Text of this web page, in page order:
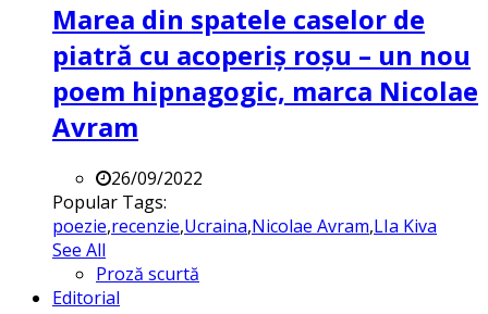
Marea din spatele caselor de
piatră cu acoperiș roșu – un nou
poem hipnagogic, marca Nicolae
Avram
26/09/2022
Popular Tags:
poezie,recenzie,Ucraina,Nicolae Avram,LIa Kiva
See All
Proză scurtă
Editorial